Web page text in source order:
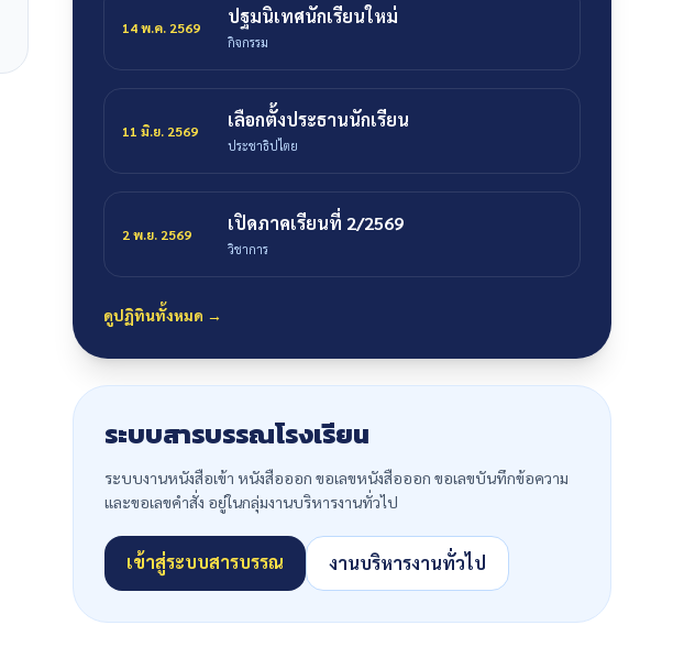
14 พ.ค. 2569 ปฐมนิเทศนักเรียนใหม่
กิจกรรม
11 มิ.ย. 2569 เลือกตั้งประธานนักเรียน
ประชาธิปไตย
2 พ.ย. 2569 เปิดภาคเรียนที่ 2/2569
วิชาการ
ดูปฏิทินทั้งหมด →
ระบบสารบรรณโรงเรียน
ระบบงานหนังสือเข้า หนังสือออก ขอเลขหนังสือออก ขอเลขบันทึกข้อความ
และขอเลขคำสั่ง อยู่ในกลุ่มงานบริหารงานทั่วไป
เข้าสู่ระบบสารบรรณ งานบริหารงานทั่วไป